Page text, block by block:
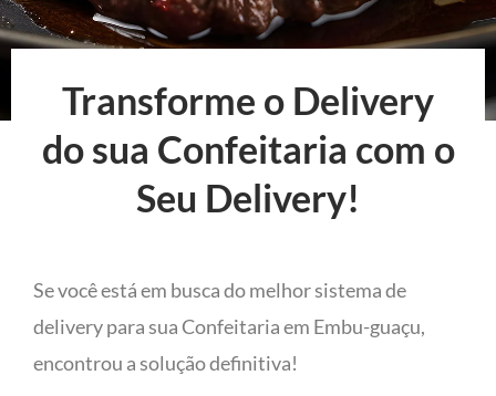
Transforme o Delivery
do sua Confeitaria com o
Seu Delivery!
Se você está em busca do melhor sistema de
delivery para sua Confeitaria em Embu-guaçu,
encontrou a solução definitiva!